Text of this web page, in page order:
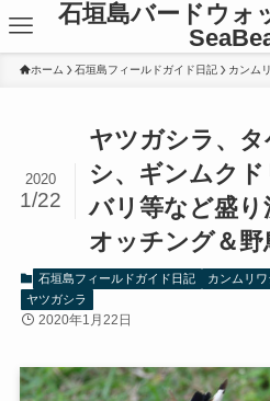
石垣島バードウォ
ホーム 石垣島フィールドガイド日記 カンム
ヤツガシラ、
シ、ギンムク
バリ等など盛り
オッチング＆野
2020
1/22
石垣島フィールドガイド日記 カンムリワ
ヤツガシラ
2020年1月22日